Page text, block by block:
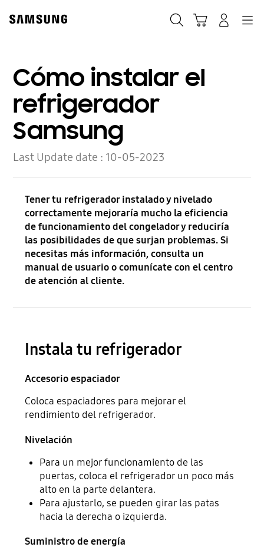
content
Cómo instalar el
refrigerador
Samsung
Last Update date : 10-05-2023
Tener tu refrigerador instalado y nivelado
correctamente mejoraría mucho la eficiencia
de funcionamiento del congelador y reduciría
las posibilidades de que surjan problemas. Si
necesitas más información, consulta un
manual de usuario o comunícate con el centro
de atención al cliente.
Instala tu refrigerador
Accesorio espaciador
Coloca espaciadores para mejorar el
rendimiento del refrigerador.
Nivelación
Para un mejor funcionamiento de las
puertas, coloca el refrigerador un poco más
alto en la parte delantera.
Para ajustarlo, se pueden girar las patas
hacia la derecha o izquierda.
Suministro de energía